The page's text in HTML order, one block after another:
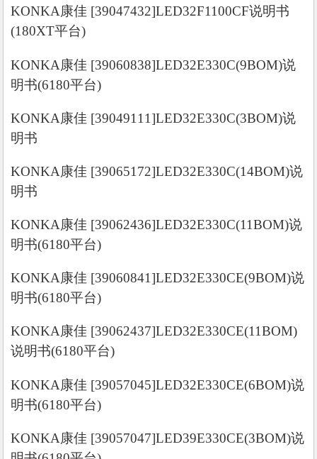
KONKA康佳 [39047432]LED32F1100CF说明书
(180XT平台)
KONKA康佳 [39060838]LED32E330C(9BOM)说
明书(6180平台)
KONKA康佳 [39049111]LED32E330C(3BOM)说
明书
KONKA康佳 [39065172]LED32E330C(14BOM)说
明书
KONKA康佳 [39062436]LED32E330C(11BOM)说
明书(6180平台)
KONKA康佳 [39060841]LED32E330CE(9BOM)说
明书(6180平台)
KONKA康佳 [39062437]LED32E330CE(11BOM)
说明书(6180平台)
KONKA康佳 [39057045]LED32E330CE(6BOM)说
明书(6180平台)
KONKA康佳 [39057047]LED39E330CE(3BOM)说